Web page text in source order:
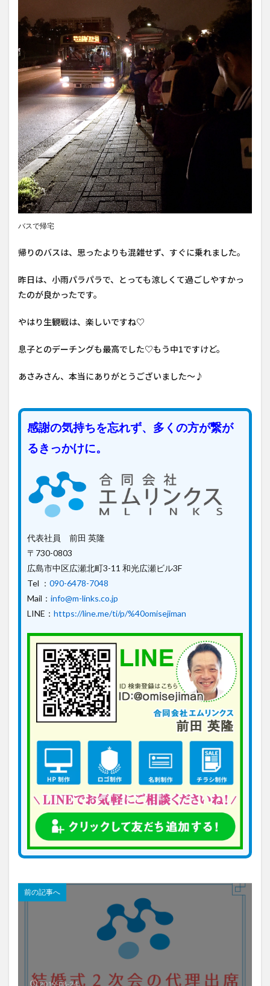
バスで帰宅
帰りのバスは、思ったよりも混雑せず、すぐに乗れました。
昨日は、小雨パラパラで、とっても涼しくて過ごしやすかっ
たのが良かったです。
やはり生観戦は、楽しいですね♡
息子とのデーチングも最高でした♡もう中1ですけど。
あさみさん、本当にありがとうございました～♪
感謝の気持ちを忘れず、多くの方が繋が
るきっかけに。
代表社員 前田 英隆
〒730-0803
広島市中区広瀬北町3-11 和光広瀬ビル3F
Tel ： 090-6478-7048
Mail： info@m-links.co.jp
LINE： https://line.me/ti/p/%40omisejiman
前の記事へ
2019-08-24